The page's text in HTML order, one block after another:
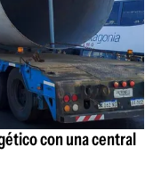
con una central